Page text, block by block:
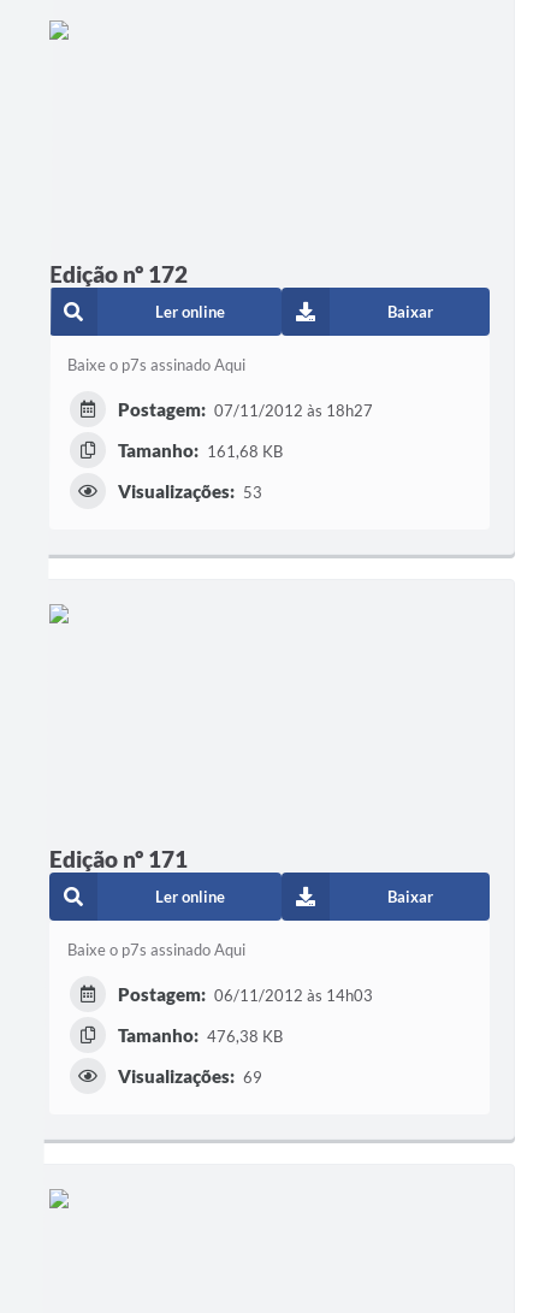
Edição nº 172
Ler online Baixar
Baixe o p7s assinado Aqui
Postagem: 07/11/2012 às 18h27
Tamanho: 161,68 KB
Visualizações: 53
Edição nº 171
Ler online Baixar
Baixe o p7s assinado Aqui
Postagem: 06/11/2012 às 14h03
Tamanho: 476,38 KB
Visualizações: 69